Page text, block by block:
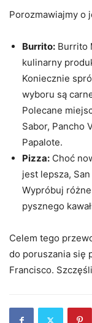
Porozmawiajmy o
Burrito: Burrito
kulinarny
Koniecznie
wyboru są
Polecane
Sabor, Pancho
Papalote.
Pizza: Choć
jest lepsza,
Wypróbuj
pysznego
Celem tego
do poruszania się
Francisco.